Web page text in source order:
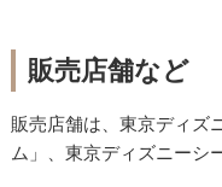
販売店舗など
販売店舗は、東京ディズ
ム」、東京ディズニーシ